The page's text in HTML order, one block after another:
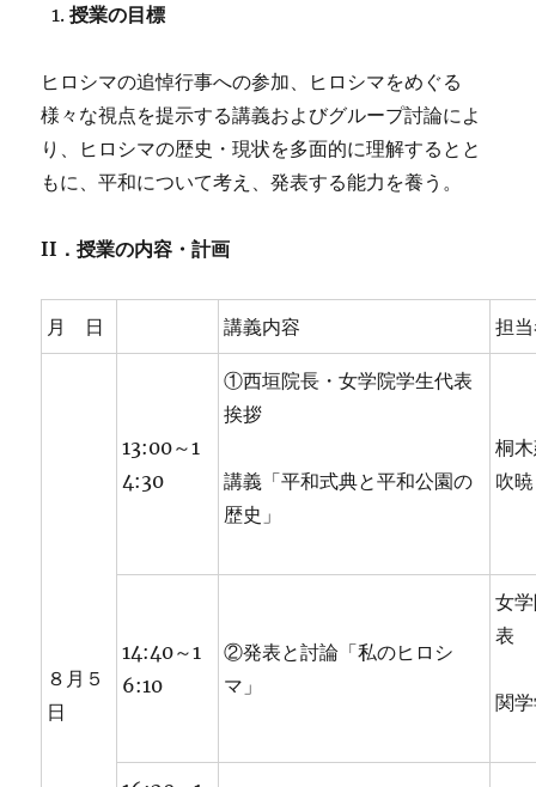
授業の目標
ヒロシマの追悼行事への参加、ヒロシマをめぐる
様々な視点を提示する講義およびグループ討論によ
り、ヒロシマの歴史・現状を多面的に理解するとと
もに、平和について考え、発表する能力を養う。
II ．授業の内容・計画
月 日 講義内容 担
８月５
日
13:00～1
4:30
①西垣院長・女学院学生代表
挨拶
講義「平和式典と平和公園の
歴史」
桐
吹暁
14:40～1
6:10
②発表と討論「私のヒロシ
マ」
女
表
関